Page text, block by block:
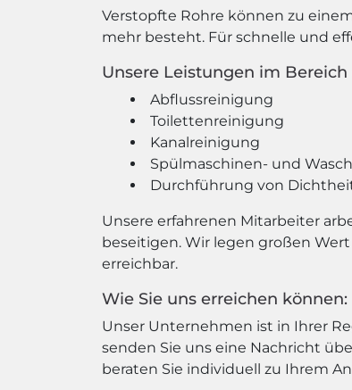
Verstopfte Rohre können zu
mehr besteht. Für schnelle und
Unsere Leistungen im
Abflussreinigung
Toilettenreinigung
Kanalreinigung
Spülmaschinen- und
Durchführung von
Unsere erfahrenen Mitarbeiter
beseitigen. Wir legen großen
erreichbar.
Wie Sie uns erreichen können:
Unser Unternehmen ist in Ihrer
senden Sie uns eine Nachricht
beraten Sie individuell zu Ihrem